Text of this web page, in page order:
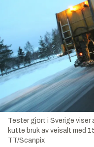
Tester gjort i Sverige viser
kutte bruk av veisalt med
TT/Scanpix